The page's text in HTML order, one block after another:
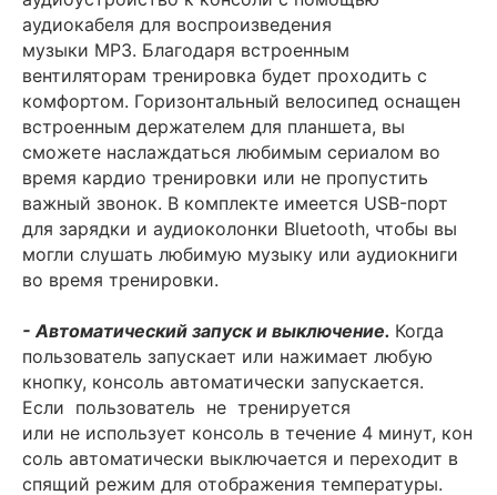
аудиокабеля для воспроизведения
музыки MP3. Благодаря встроенным
вентиляторам тренировка будет проходить с
комфортом. Горизонтальный велосипед оснащен
встроенным держателем для планшета, вы
сможете наслаждаться любимым сериалом во
время кардио тренировки или не пропустить
важный звонок. В комплекте имеется USB-порт
для зарядки и аудиоколонки Bluetooth, чтобы вы
могли слушать любимую музыку или аудиокниги
во время тренировки.
- Автоматический запуск и выключение. Когда
пользователь запускает или нажимает любую
кнопку, консоль автоматически запускается.
Если пользователь не тренируется
или не использует консоль в течение 4 минут, кон
соль автоматически выключается и переходит в
спящий режим для отображения температуры.